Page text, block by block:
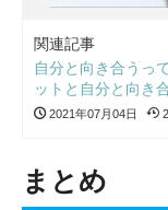
関連記事
自分と向き合うっ
ットと自分と向き
2021年07月04日
まとめ